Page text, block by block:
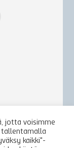
jotta voisimme
tallentamalla
kaikki"-